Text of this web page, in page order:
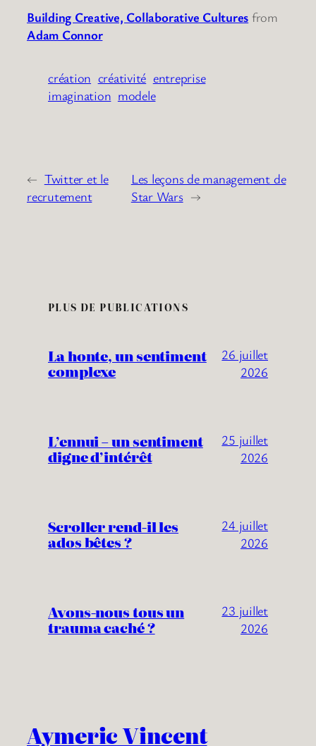
Building Creative, Collaborative Cultures from
Adam Connor
création créativité entreprise
imagination modele
← Twitter et le
recrutement
Les leçons de management de
Star Wars →
PLUS DE PUBLICATIONS
La honte, un sentiment
complexe
26 juillet
2026
L’ennui – un sentiment
digne d’intérêt
25 juillet
2026
Scroller rend-il les
ados bêtes ?
24 juillet
2026
Avons-nous tous un
trauma caché ?
23 juillet
2026
Aymeric Vincent